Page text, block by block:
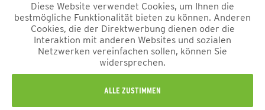
sowie Geschenkgutscheine sind vom Rabatt ausgeschlossen. Der
Rabattcode ist nicht mit anderen Aktionen oder Gutscheinen
kombinierbar. Der Mindestbestellwert beträgt 50 €
*Alle Preise verstehen sich inkl. Mehrwertsteuer und zzgl.
und ggf. Nachnahmegebühren, wenn nicht anders
beschrieben.
Diese Website verwendet Cookies, um Ihnen die
bestmögliche Funktionalität bieten zu können. Anderen
Cookies, die der Direktwerbung dienen oder die
Interaktion mit anderen Websites und sozialen
Netzwerken vereinfachen sollen, können Sie
widersprechen.